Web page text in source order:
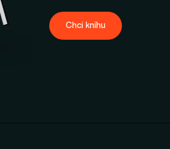
Chci knihu